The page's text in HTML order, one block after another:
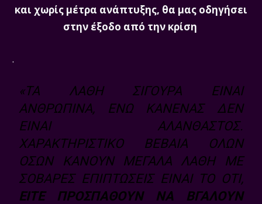
και χωρίς μέτρα ανάπτυξης, θα μας οδηγήσει
στην έξοδο από την κρίση
.
«ΤΑ ΛΆΘΗ ΣΊΓΟΥΡΑ ΕΊΝΑΙ
ΑΝΘΡΏΠΙΝΑ, ΕΝΏ ΚΑΝΈΝΑΣ ΔΕΝ
ΕΊΝΑΙ ΑΛΆΝΘΑΣΤΟΣ.
ΧΑΡΑΚΤΗΡΙΣΤΙΚΌ ΒΈΒΑΙΑ ΌΛΩΝ
ΌΣΩΝ ΚΆΝΟΥΝ ΜΕΓΆΛΑ ΛΆΘΗ ΜΕ
ΣΟΒΑΡΈΣ ΕΠΙΠΤΏΣΕΙΣ ΕΊΝΑΙ ΤΟ ΌΤΙ,
ΕΊΤΕ ΠΡΟΣΠΑΘΟΎΝ ΝΑ ΒΓΆΛΟΥΝ